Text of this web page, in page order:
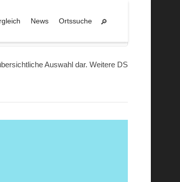
News Ortssuche
Auswahl dar. Weitere DSL